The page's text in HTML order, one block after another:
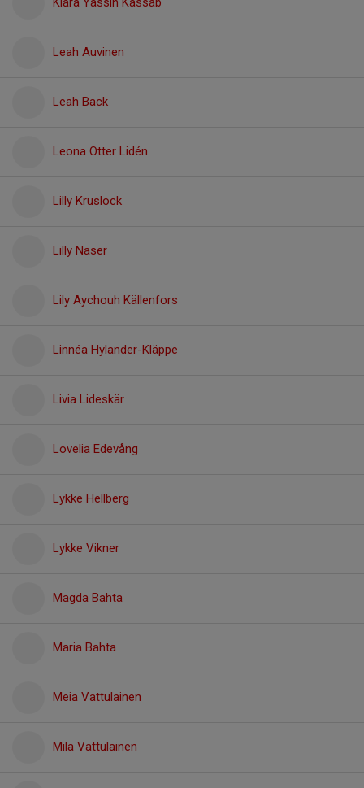
Leah Auvinen
Leah Back
Leona Otter Lidén
Lilly Kruslock
Lilly Naser
Lily Aychouh Källenfors
Linnéa Hylander-Kläppe
Livia Lideskär
Lovelia Edevång
Lykke Hellberg
Lykke Vikner
Magda Bahta
Maria Bahta
Meia Vattulainen
Mila Vattulainen